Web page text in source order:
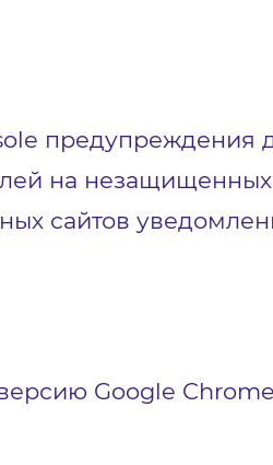
предупреждения
на
сайтов
Google